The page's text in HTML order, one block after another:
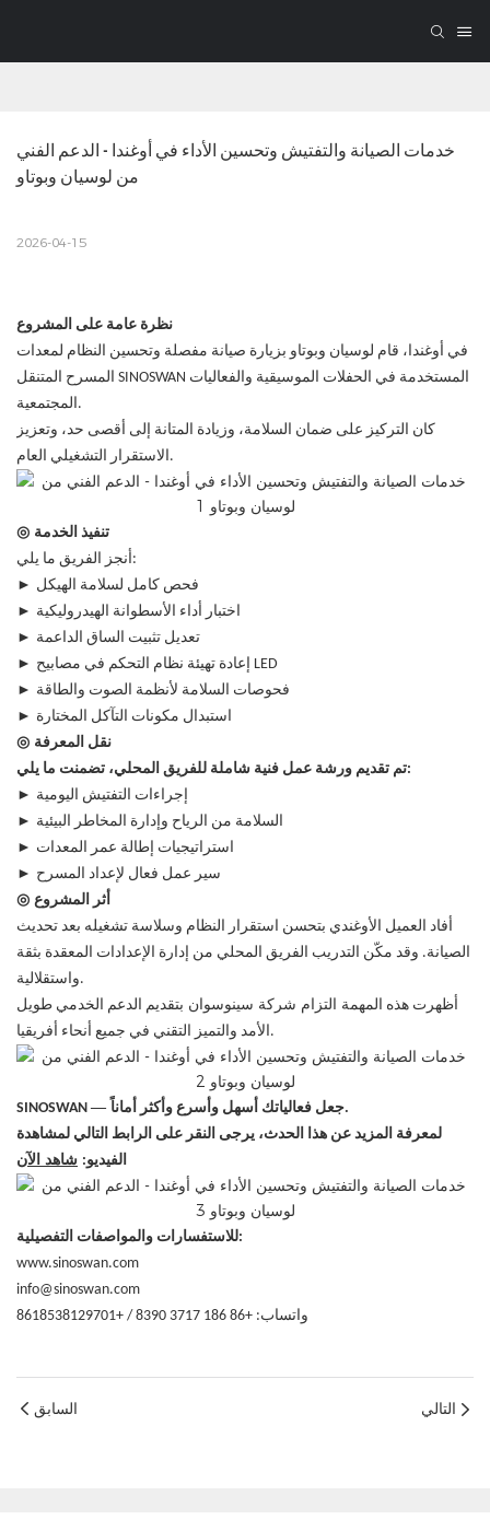
خدمات الصيانة والتفتيش وتحسين الأداء في أوغندا - الدعم الفني
من لوسيان وبوتاو
2026-04-15
نظرة عامة على المشروع
في أوغندا، قام لوسيان وبوتاو بزيارة صيانة مفصلة وتحسين النظام لمعدات
المسرح المتنقل SINOSWAN المستخدمة في الحفلات الموسيقية والفعاليات
المجتمعية.
كان التركيز على ضمان السلامة، وزيادة المتانة إلى أقصى حد، وتعزيز
الاستقرار التشغيلي العام.
◎ تنفيذ الخدمة
أنجز الفريق ما يلي:
► فحص كامل لسلامة الهيكل
► اختبار أداء الأسطوانة الهيدروليكية
► تعديل تثبيت الساق الداعمة
►
إعادة تهيئة نظام التحكم في مصابيح LED
► فحوصات السلامة لأنظمة الصوت والطاقة
► استبدال مكونات التآكل المختارة
◎ نقل المعرفة
تم تقديم ورشة عمل فنية شاملة للفريق المحلي، تضمنت ما يلي:
► إجراءات التفتيش اليومية
► السلامة من الرياح وإدارة المخاطر البيئية
► استراتيجيات إطالة عمر المعدات
► سير عمل فعال لإعداد المسرح
◎ أثر المشروع
أفاد العميل الأوغندي بتحسن استقرار النظام وسلاسة تشغيله بعد تحديث
الصيانة. وقد مكّن التدريب الفريق المحلي من إدارة الإعدادات المعقدة بثقة
واستقلالية.
أظهرت هذه المهمة التزام شركة سينوسوان بتقديم الدعم الخدمي طويل
الأمد والتميز التقني في جميع أنحاء أفريقيا.
SINOSWAN —
جعل فعالياتك أسهل وأسرع وأكثر أماناً.
لمعرفة المزيد عن هذا الحدث، يرجى النقر على الرابط التالي لمشاهدة
الفيديو: شاهد الآن
للاستفسارات والمواصفات التفصيلية:
www.sinoswan.com
info@sinoswan.com
واتساب: +86 186 3717 8390 / +8618538129701
السابق التالي